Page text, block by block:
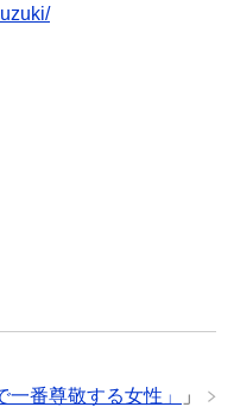
一番尊敬する女性」 」